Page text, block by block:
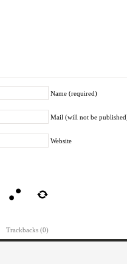
Name (required)
Mail (will not be
Website
Trackbacks (0)